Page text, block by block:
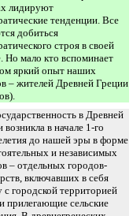
лидируют
тенденции. Все
добиться
строя в своей
Но мало кто вспоминает
яркий опыт наших
– жителей Древней Греции
в Древней
возникла в начале 1-го
до нашей эры в форме
и независимых
– отдельных городов-
включавших в себя
с городской территорией
прилегающие сельские